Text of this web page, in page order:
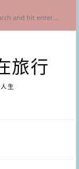
旅行
生